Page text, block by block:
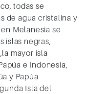
todas se
de agua cristalina y
Melanesia se
islas negras,
mayor isla
e Indonesia,
y Papúa
Isla del